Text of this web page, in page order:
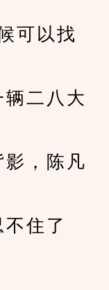
可以找
二八大
，陈凡
住了